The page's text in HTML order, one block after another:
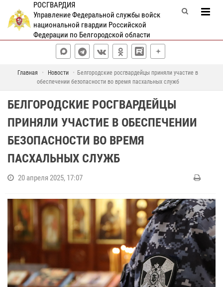
РОСГВАРДИЯ
Управление Федеральной службы войск
национальной гвардии Российской
Федерации по Белгородской области
Главная Новости
Белгородские росгвардейцы приняли участие в
обеспечении безопасности во время пасхальных служб
БЕЛГОРОДСКИЕ РОСГВАРДЕЙЦЫ
ПРИНЯЛИ УЧАСТИЕ В ОБЕСПЕЧЕНИИ
БЕЗОПАСНОСТИ ВО ВРЕМЯ
ПАСХАЛЬНЫХ СЛУЖБ
20 апреля 2025, 17:07